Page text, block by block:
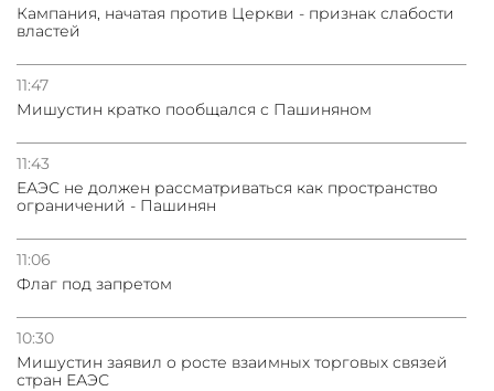
Кампания, начатая против Церкви - признак слабости
властей
11:47
Мишустин кратко пообщался с Пашиняном
11:43
ЕАЭС не должен рассматриваться как пространство
ограничений - Пашинян
11:06
Флаг под запретом
10:30
Мишустин заявил о росте взаимных торговых связей
стран ЕАЭС